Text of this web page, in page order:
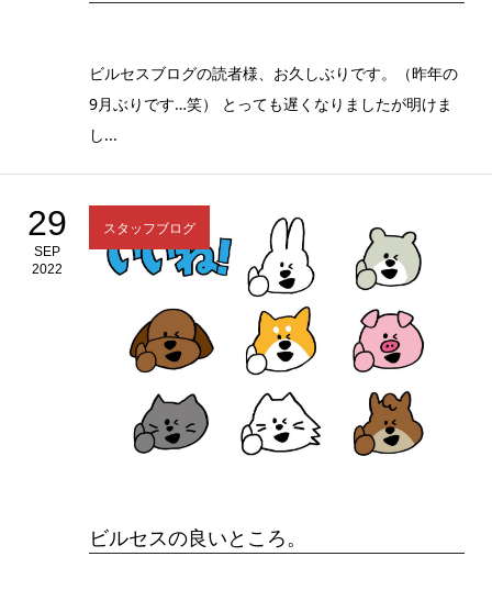
ビルセスブログの読者様、お久しぶりです。（昨年の
9月ぶりです…笑） とっても遅くなりましたが明けま
し...
29
SEP
2022
スタッフブログ
ビルセスの良いところ。